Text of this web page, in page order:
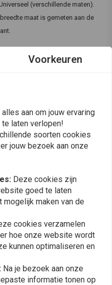
(verschillende maten).
maat is gemeten aan de
x 25,90)
x 38.1)
review
Voorkeuren
aan om jouw ervaring
laten verlopen!
soorten cookies
jouw bezoek aan onze
Deze cookies zijn
goed te laten
maken van de
cookies verzamelen
hoe onze website wordt
kunnen optimaliseren en
Na je bezoek aan onze
informatie tonen op